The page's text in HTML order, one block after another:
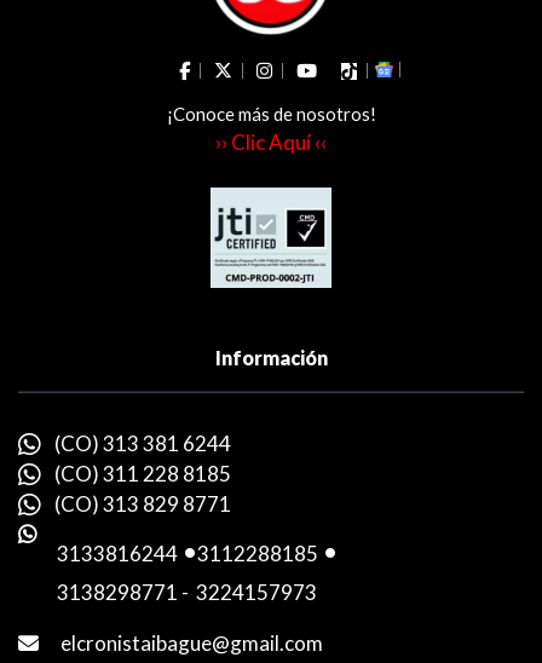
¡Conoce más de nosotros!
›› Clic Aquí ‹‹
Información
(CO) 313 381 6244
(CO) 311 228 8185
(CO) 313 829 8771
3133816244 -3112288185 -
3138298771 - 3224157973
elcronistaibague@gmail.com